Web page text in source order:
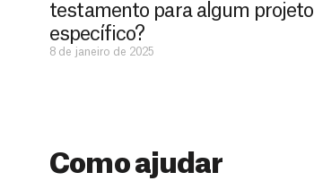
testamento para algum projeto
específico?
8 de janeiro de 2025
Como ajudar